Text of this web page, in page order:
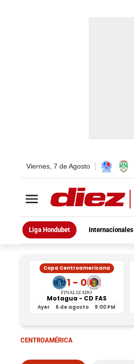
Viernes, 7 de Agosto
Liga Hondubet Internacionales
Copa Centroamericana
1 - 0
FINALIZADO
Motagua - CD FAS
Ayer 6 de agosto 9:00 PM
CENTROAMÉRICA